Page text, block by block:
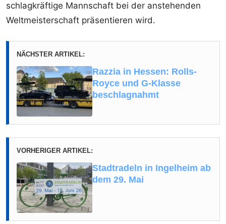
schlagkräftige Mannschaft bei der anstehenden
Weltmeisterschaft präsentieren wird.
NÄCHSTER ARTIKEL:
Razzia in Hessen: Rolls-
Royce und G-Klasse
beschlagnahmt
VORHERIGER ARTIKEL:
Stadtradeln in Ingelheim ab
dem 29. Mai